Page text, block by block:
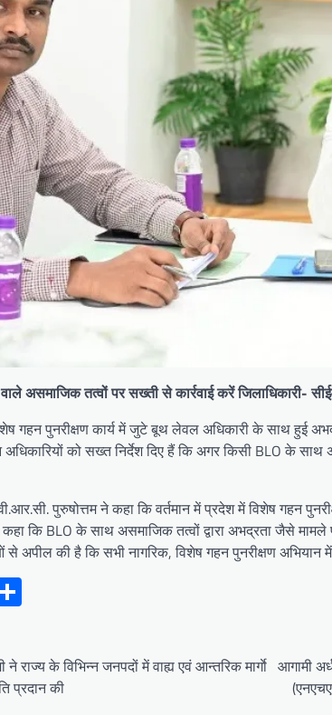
असमाजिक तत्वों पर सख्ती से कार्रवाई करें जिलाधिकारी-
गहन पुनरीक्षण कार्य में जुटे बूथ लेवल अधिकारी के साथ हुई
अधिकारियों को सख्त निर्देश दिए हैं कि अगर किसी BLO के
पुरुषोत्तम ने कहा कि वर्तमान में प्रदेश में विशेष
कि BLO के साथ असमाजिक तत्वों द्वारा अभद्रता जैसे
से अपील की है कि सभी नागरिक, विशेष गहन पुनरीक्षण
राज्य के विभिन्न जनपदों में वाह्य एवं आन्तरिक मार्गाे
प्रदान की
आगामी